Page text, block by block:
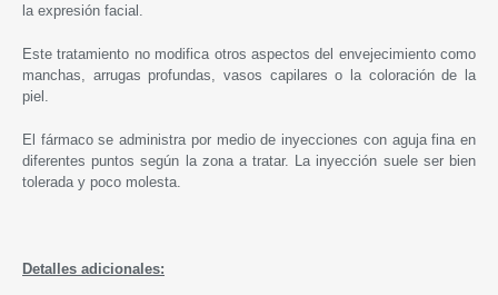
la expresión facial.
Este tratamiento no modifica otros aspectos del envejecimiento como
manchas, arrugas profundas, vasos capilares o la coloración de la
piel.
El fármaco se administra por medio de inyecciones con aguja fina en
diferentes puntos según la zona a tratar. La inyección suele ser bien
tolerada y poco molesta.
Detalles adicionales: